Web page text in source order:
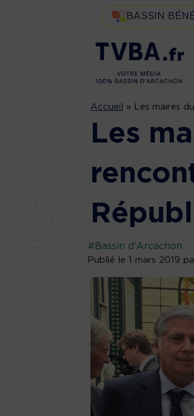
BASSIN
Accueil » Les maires
Les
#Bassin d'Arcachon
Publié le 1 mars 2019